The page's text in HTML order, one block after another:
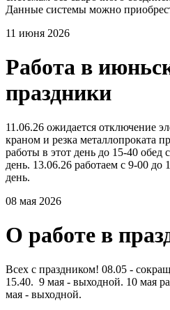
Данные системы можно
11 июня 2026
Работа в
праздники
11.06.26 ожидается отключение
краном и резка металлопроката
работы в этот день до 15-40
день. 13.06.26 работаем с 9-00 до
день.
08 мая 2026
О работе в
Всех с праздником! 08.05 -
15.40. 9 мая - выходной. 10 мая
мая - выходной.